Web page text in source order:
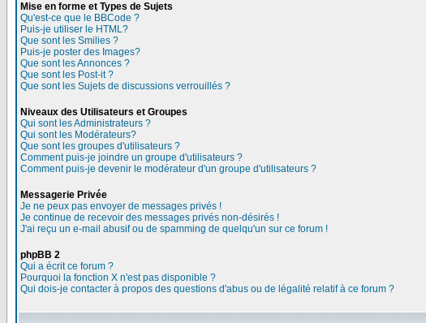
Mise en forme et Types de Sujets
Qu'est-ce que le BBCode ?
Puis-je utiliser le HTML?
Que sont les Smilies ?
Puis-je poster des Images?
Que sont les Annonces ?
Que sont les Post-it ?
Que sont les Sujets de discussions verrouillés ?
Niveaux des Utilisateurs et Groupes
Qui sont les Administrateurs ?
Qui sont les Modérateurs?
Que sont les groupes d'utilisateurs ?
Comment puis-je joindre un groupe d'utilisateurs ?
Comment puis-je devenir le modérateur d'un groupe d'utilisateurs ?
Messagerie Privée
Je ne peux pas envoyer de messages privés !
Je continue de recevoir des messages privés non-désirés !
J'ai reçu un e-mail abusif ou de spamming de quelqu'un sur ce forum !
phpBB 2
Qui a écrit ce forum ?
Pourquoi la fonction X n'est pas disponible ?
Qui dois-je contacter à propos des questions d'abus ou de légalité relatif à ce forum ?